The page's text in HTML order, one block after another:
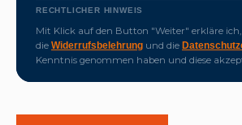
RECHTLICHER HINWEIS
Mit Klick auf den Button "Weiter" erkläre ich,
die Widerrufsbelehrung und die
Kenntnis genommen haben und diese